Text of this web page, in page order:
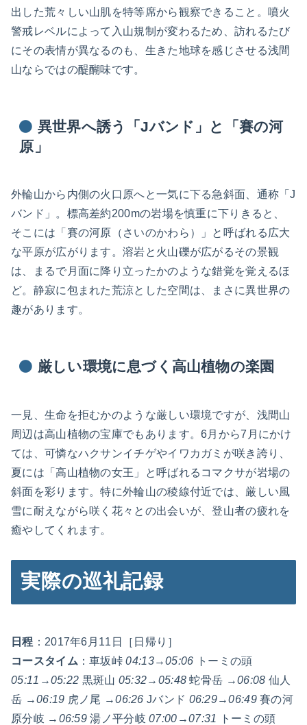
出した荒々しい山肌を特等席から観察できること。噴火
警戒レベルによって入山規制が変わるため、訪れるたび
にその表情が異なるのも、生きた地球を感じさせる浅間
山ならではの醍醐味です。
異世界へ誘う「Jバンド」と「賽の河
原」
外輪山から内側の火口原へと一気に下る急斜面、通称「J
バンド」。標高差約200mの岩場を慎重に下りきると、
そこには「賽の河原（さいのかわら）」と呼ばれる広大
な平原が広がります。溶岩と火山礫が広がるその景観
は、まるで月面に降り立ったかのような錯覚を覚えるほ
ど。静寂に包まれた荒涼とした空間は、まさに異世界の
趣があります。
厳しい環境に息づく高山植物の楽園
一見、生命を拒むかのような厳しい環境ですが、浅間山
周辺は高山植物の宝庫でもあります。6月から7月にかけ
ては、可憐なハクサンイチゲやイワカガミが咲き誇り、
夏には「高山植物の女王」と呼ばれるコマクサが岩場の
斜面を彩ります。特に外輪山の稜線付近では、厳しい風
雪に耐えながら咲く花々との出会いが、登山者の疲れを
癒やしてくれます。
実際の巡礼記録
日程 ：2017年6月11日［日帰り］
コースタイム ：車坂峠04:13→05:06 トーミの頭
05:11 →05:22 黒斑山 05:32→ 05:48 蛇骨岳 →06:08 仙人
岳 →06:19 虎ノ尾 →06:26 Jバンド 06:29→06:49賽の河
原分岐 → 06:59 湯ノ平分岐07:00 →07:31
トーミの頭